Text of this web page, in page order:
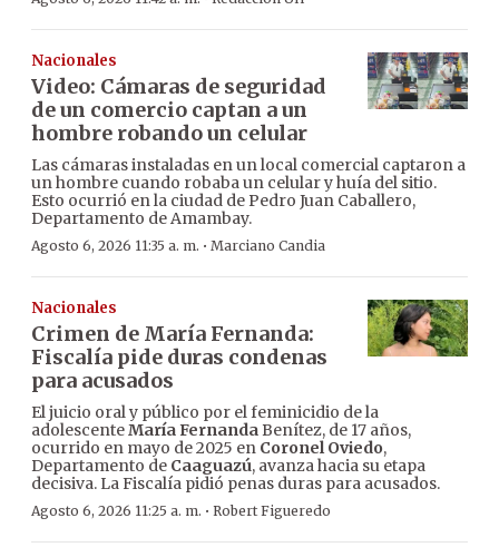
Nacionales
Video: Cámaras de seguridad
de un comercio captan a un
hombre robando un celular
Las cámaras instaladas en un local comercial captaron a
un hombre cuando robaba un celular y huía del sitio.
Esto ocurrió en la ciudad de Pedro Juan Caballero,
Departamento de Amambay.
Agosto 6, 2026 11:35 a. m. · Marciano Candia
Nacionales
Crimen de María Fernanda:
Fiscalía pide duras condenas
para acusados
El juicio oral y público por el feminicidio de la
adolescenteMaría FernandaBenítez, de 17 años,
ocurrido en mayo de 2025 en Coronel Oviedo,
Departamento de Caaguazú, avanza hacia su etapa
decisiva. La Fiscalía pidió penas duras para acusados.
Agosto 6, 2026 11:25 a. m. · Robert Figueredo